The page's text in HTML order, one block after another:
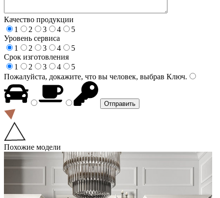
Качество продукции
1
2 3 4
5
Уровень сервиса
1
2 3 4
5
Срок изготовления
1
2 3 4
5
Пожалуйста, докажите, что вы человек, выбрав Ключ.
Похожие модели